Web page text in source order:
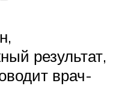
результат,
врач-